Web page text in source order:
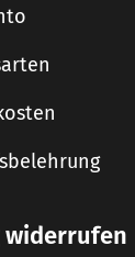
widerrufen